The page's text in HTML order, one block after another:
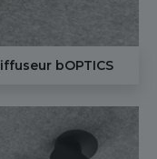
bOPTICS